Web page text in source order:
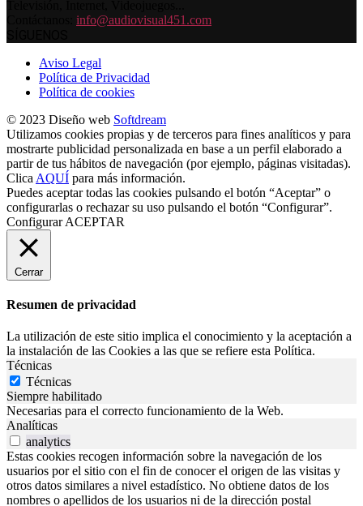
info@audiovisual451.com
Aviso Legal
Política de Privacidad
Política de cookies
© 2023 Diseño web Softdream
Utilizamos cookies propias y de terceros para fines analíticos y para
mostrarte publicidad personalizada en base a un perfil elaborado a
partir de tus hábitos de navegación (por ejemplo, páginas visitadas).
Clica AQUÍ para más información.
Puedes aceptar todas las cookies pulsando el botón “Aceptar” o
configurarlas o rechazar su uso pulsando el botón “Configurar”.
Configurar ACEPTAR
Cerrar
Resumen de privacidad
La utilización de este sitio implica el conocimiento y la aceptación a
la instalación de las Cookies a las que se refiere esta Política.
Técnicas
Técnicas
Siempre habilitado
Necesarias para el correcto funcionamiento de la Web.
Analíticas
analytics
Estas cookies recogen información sobre la navegación de los
usuarios por el sitio con el fin de conocer el origen de las visitas y
otros datos similares a nivel estadístico. No obtiene datos de los
nombres o apellidos de los usuarios ni de la dirección postal